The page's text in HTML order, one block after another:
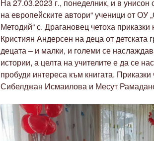
На 27.03.2023 г., понеделник, и в унисон
на европейските автори“ ученици от ОУ
Методий“ с. Драгановец четоха
Кристиян Андерсен на деца от детската
децата – и малки, и големи се
истории, а целта на учителите е да се
пробуди интереса към книгата.
Сибелджан Исмаилова и Месут